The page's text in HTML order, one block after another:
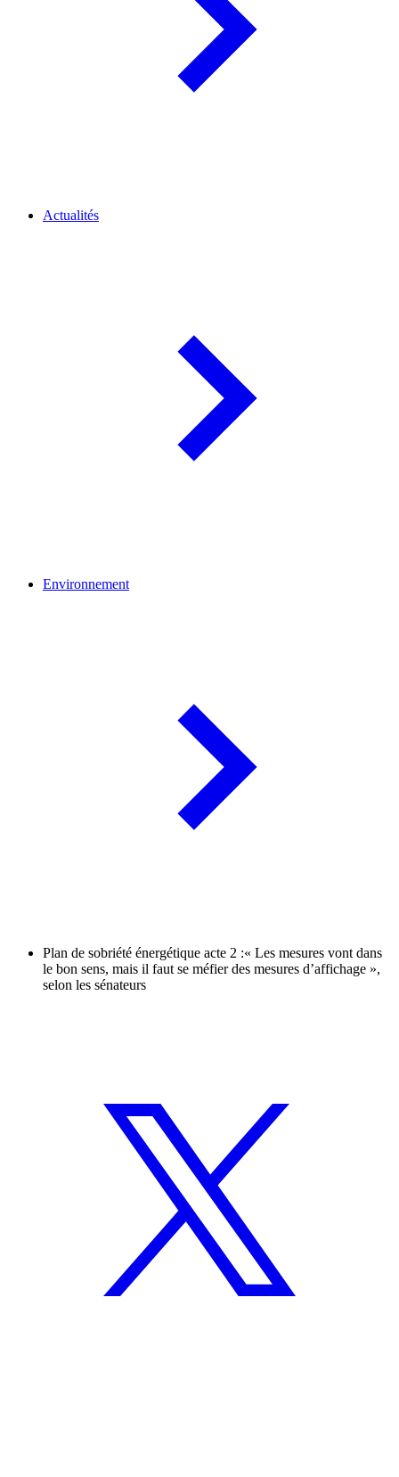
Actualités
Environnement
Plan de sobriété énergétique acte 2 :« Les mesures vont dans
le bon sens, mais il faut se méfier des mesures d’affichage »,
selon les sénateurs